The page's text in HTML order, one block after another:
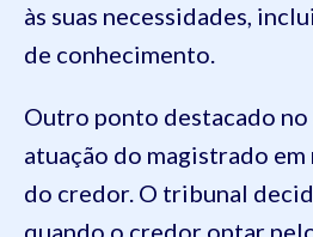
às suas necessidades,
de conhecimento.
Outro ponto destacado
atuação do magistrado em
do credor. O tribunal